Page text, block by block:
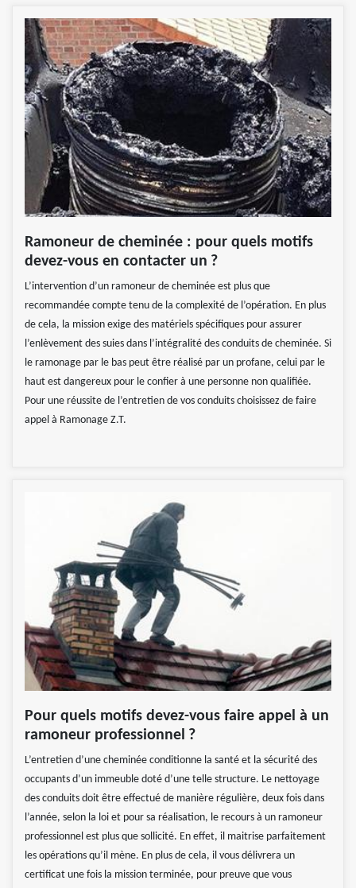
Ramoneur de cheminée : pour quels motifs
devez-vous en contacter un ?
L’intervention d’un ramoneur de cheminée est plus que
recommandée compte tenu de la complexité de l’opération. En plus
de cela, la mission exige des matériels spécifiques pour assurer
l’enlèvement des suies dans l’intégralité des conduits de cheminée. Si
le ramonage par le bas peut être réalisé par un profane, celui par le
haut est dangereux pour le confier à une personne non qualifiée.
Pour une réussite de l’entretien de vos conduits choisissez de faire
appel à Ramonage Z.T.
Pour quels motifs devez-vous faire appel à un
ramoneur professionnel ?
L’entretien d’une cheminée conditionne la santé et la sécurité des
occupants d’un immeuble doté d’une telle structure. Le nettoyage
des conduits doit être effectué de manière régulière, deux fois dans
l’année, selon la loi et pour sa réalisation, le recours à un ramoneur
professionnel est plus que sollicité. En effet, il maitrise parfaitement
les opérations qu’il mène. En plus de cela, il vous délivrera un
certificat une fois la mission terminée, pour preuve que vous